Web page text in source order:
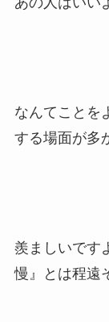
なんてことを
する場面が多
羨ましいです
慢』とは程遠